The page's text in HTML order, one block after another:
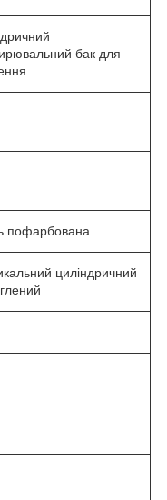
бак для
пофарбована
циліндричний